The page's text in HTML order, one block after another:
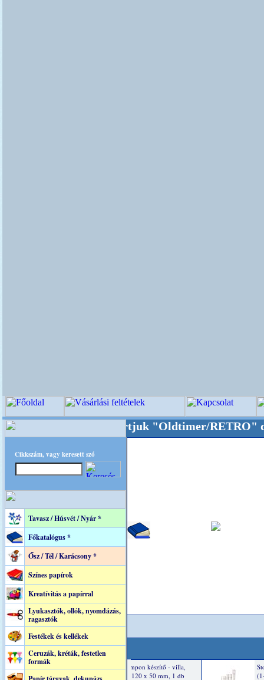
Cikkszám, vagy keresett szó
Tavasz / Húsvét / Nyár *
Főkatalógus *
Ősz / Tél / Karácsony *
Színes papírok
Kreatívitás a papírral
Lyukasztók, ollók, nyomdázás,
ragasztók
Festékek és kellékek
Ceruzák, kréták, festetlen
formák
akarattal tartjuk "Oldtimer/RETRO"